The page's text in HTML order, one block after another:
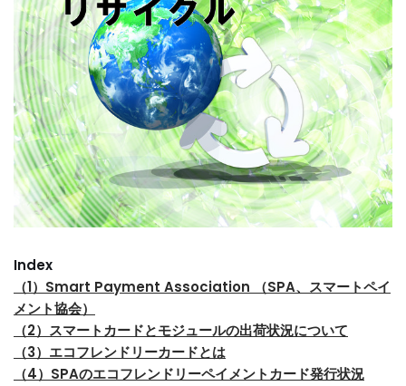
Index
（1）Smart Payment Association （SPA、スマートペイ
メント協会）
（2）スマートカードとモジュールの出荷状況について
（3）エコフレンドリーカードとは
（4）SPAのエコフレンドリーペイメントカード発行状況